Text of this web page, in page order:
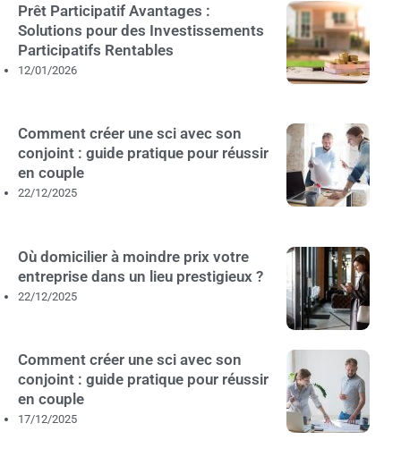
Prêt Participatif Avantages :
Solutions pour des Investissements
Participatifs Rentables
12/01/2026
Comment créer une sci avec son
conjoint : guide pratique pour réussir
en couple
22/12/2025
Où domicilier à moindre prix votre
entreprise dans un lieu prestigieux ?
22/12/2025
Comment créer une sci avec son
conjoint : guide pratique pour réussir
en couple
17/12/2025